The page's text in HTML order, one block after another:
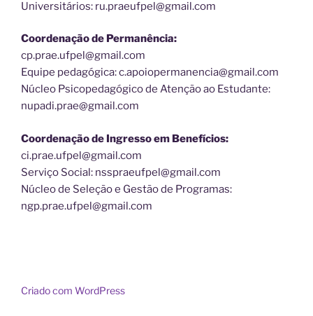
Universitários: ru.praeufpel@gmail.com
Coordenação de Permanência:
cp.prae.ufpel@gmail.com
Equipe pedagógica: c.apoiopermanencia@gmail.com
Núcleo Psicopedagógico de Atenção ao Estudante:
nupadi.prae@gmail.com
Coordenação de Ingresso em Benefícios:
ci.prae.ufpel@gmail.com
Serviço Social: nsspraeufpel@gmail.com
Núcleo de Seleção e Gestão de Programas:
ngp.prae.ufpel@gmail.com
Criado com WordPress